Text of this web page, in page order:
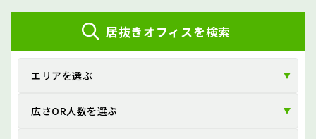
ゲ
ー
ョ
居抜きオフィスを検索
エリアを選ぶ
広さOR人数を選ぶ